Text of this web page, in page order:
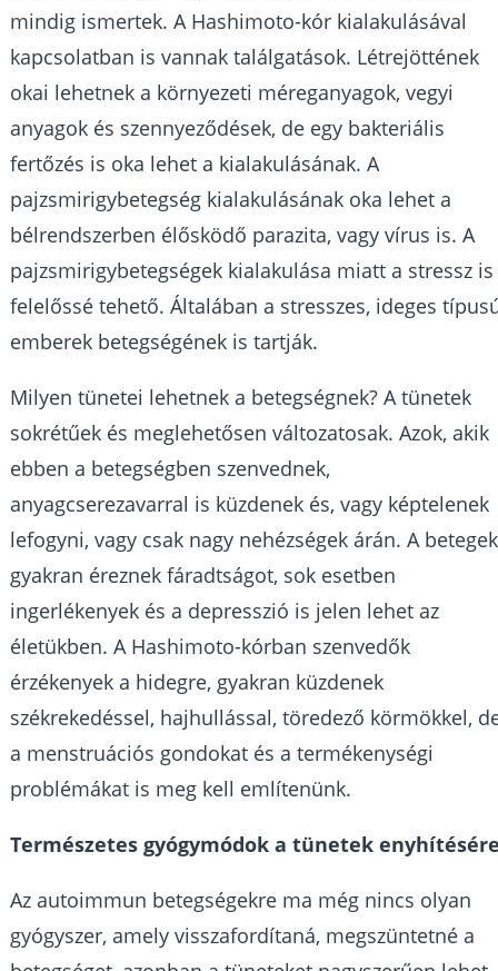
mindig ismertek. A Hashimoto-kór kialakulásával
kapcsolatban is vannak találgatások. Létrejöttének
okai lehetnek a környezeti méreganyagok, vegyi
anyagok és szennyeződések, de egy bakteriális
fertőzés is oka lehet a kialakulásának. A
pajzsmirigybetegség kialakulásának oka lehet a
bélrendszerben élősködő parazita, vagy vírus is. A
pajzsmirigybetegségek kialakulása miatt a stressz is
felelőssé tehető. Általában a stresszes, ideges
emberek betegségének is tartják.
Milyen tünetei lehetnek a betegségnek? A tünetek
sokrétűek és meglehetősen változatosak. Azok, akik
ebben a betegségben szenvednek,
anyagcserezavarral is küzdenek és, vagy képtelenek
lefogyni, vagy csak nagy nehézségek árán. A betegek
gyakran éreznek fáradtságot, sok esetben
ingerlékenyek és a depresszió is jelen lehet az
életükben. A Hashimoto-kórban szenvedők
érzékenyek a hidegre, gyakran küzdenek
székrekedéssel, hajhullással, töredező körmökkel,
a menstruációs gondokat és a termékenységi
problémákat is meg kell említenünk.
Természetes gyógymódok a tünetek
Az autoimmun betegségekre ma még nincs olyan
gyógyszer, amely visszafordítaná, megszüntetné a